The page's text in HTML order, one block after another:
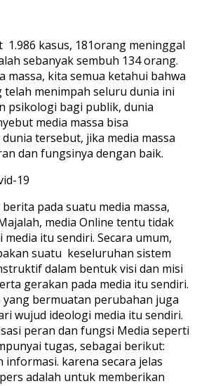
1.986 kasus, 181orang meninggal
sebanyak sembuh 134 orang.
massa, kita semua ketahui bahwa
telah menimpah seluru dunia ini
psikologi bagi publik, dunia
media massa bisa
tersebut, jika media massa
dan fungsinya dengan baik.
19
pada suatu media massa,
media Online tentu tidak
itu sendiri. Secara umum,
suatu keseluruhan sistem
dalam bentuk visi dan misi
gerakan pada media itu sendiri.
yang bermuatan perubahan juga
wujud ideologi media itu sendiri.
peran dan fungsi Media seperti
tugas, sebagai berikut:
informasi. karena secara jelas
adalah untuk memberikan